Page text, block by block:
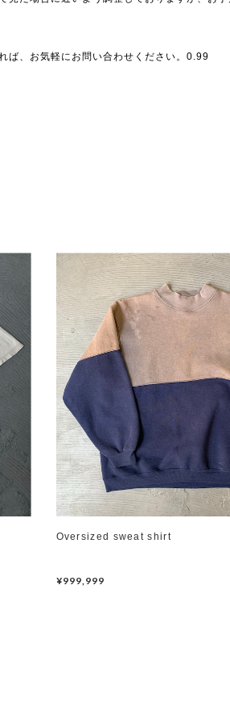
ば、お気軽にお問い合わせください。0.99
Oversized sweat shirt
¥999,999